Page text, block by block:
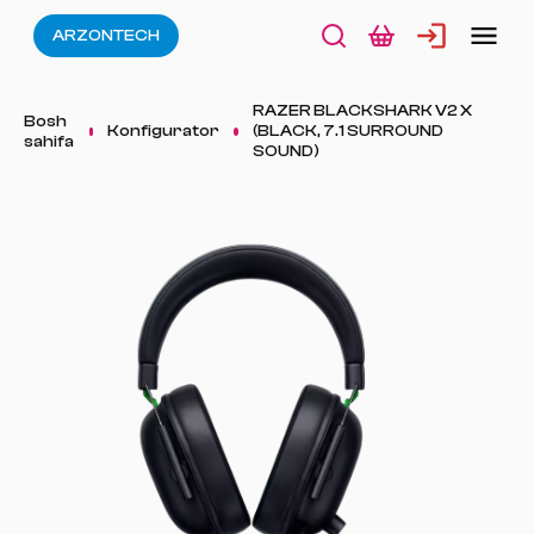
ARZONTECH
Bosh
sahifa
Konfigurator
RAZER BLACKSHARK V2 X
(BLACK, 7.1 SURROUND
SOUND)